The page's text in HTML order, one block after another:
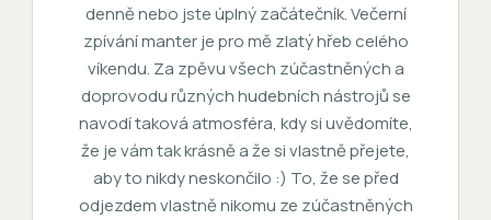
denně nebo jste úplný začátečník. Večerní
zpívání manter je pro mě zlatý hřeb celého
víkendu. Za zpěvu všech zúčastněných a
doprovodu různých hudebních nástrojů se
navodí taková atmosféra, kdy si uvědomíte,
že je vám tak krásně a že si vlastně přejete,
aby to nikdy neskončilo :) To, že se před
odjezdem vlastně nikomu ze zúčastněných